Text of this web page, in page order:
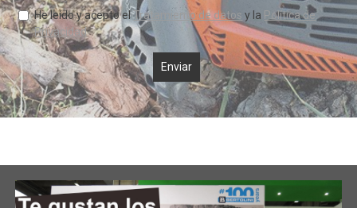
He leído y acepto elTratamiento de datos y la Política de
Privacidad